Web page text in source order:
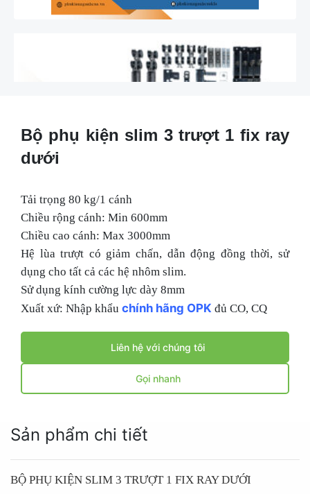
Bộ phụ kiện slim 3 trượt 1 fix ray
dưới
Tải trọng 80 kg/1 cánh
Chiều rộng cánh: Min 600mm
Chiều cao cánh: Max 3000mm
Hệ lùa trượt có giảm chấn, dẫn động đồng thời, sử
dụng cho tất cả các hệ nhôm slim.
Sử dụng kính cường lực dày 8mm
Xuất xứ: Nhập khẩu chính hãng OPK đủ CO, CQ
Liên hệ với chúng tôi
Gọi nhanh
Sản phẩm chi tiết
BỘ PHỤ KIỆN SLIM 3 TRƯỢT 1 FIX RAY DƯỚI